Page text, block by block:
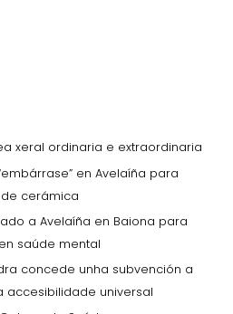
xeral ordinaria e extraordinaria
en Avelaíña para
cerámica
a Avelaíña en Baiona para
saúde mental
concede unha subvención a
accesibilidade universal